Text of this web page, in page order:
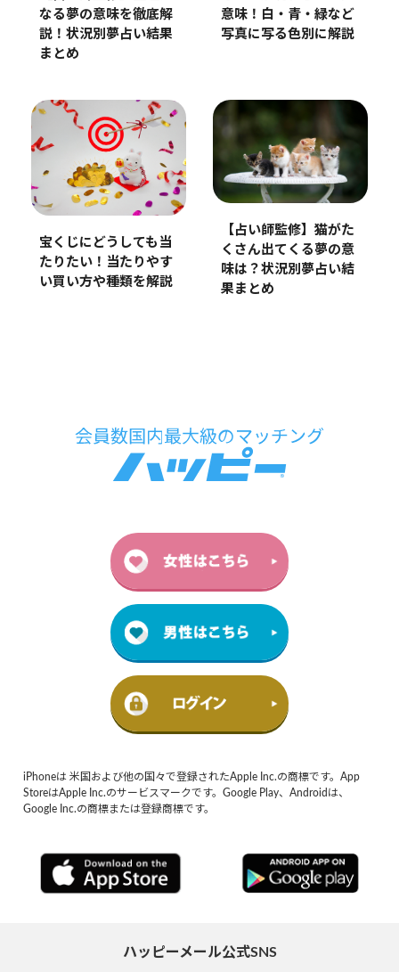
なる夢の意味を徹底解
説！状況別夢占い結果
まとめ
意味！白・青・緑など
写真に写る色別に解説
宝くじにどうしても当
たりたい！当たりやす
い買い方や種類を解説
【占い師監修】猫がた
くさん出てくる夢の意
味は？状況別夢占い結
果まとめ
iPhoneは 米国および他の国々で登録されたApple Inc.の商標です。App
StoreはApple Inc.のサービスマークです。Google Play、Androidは、
Google Inc.の商標または登録商標です。
ハッピーメール公式SNS